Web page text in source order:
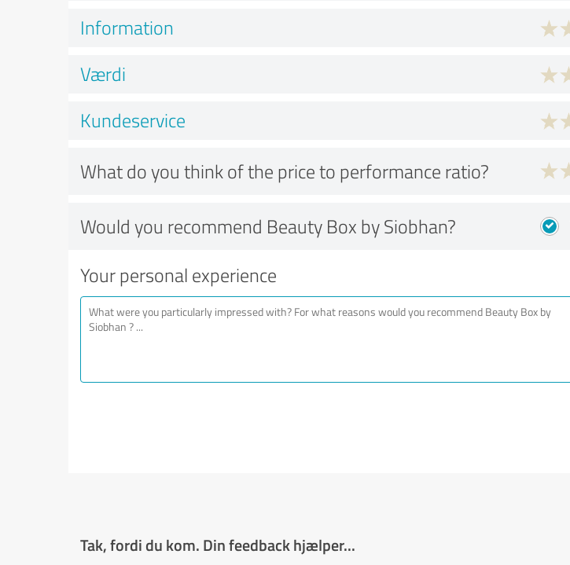
Information
Værdi
Kundeservice
What do you think of the price to performance ratio?
Would you recommend Beauty Box by Siobhan?
Your personal experience
Tak, fordi du kom. Din feedback hjælper...